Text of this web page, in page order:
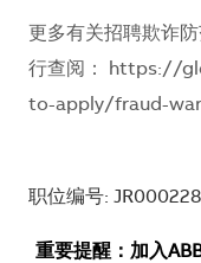
更多有关招聘欺诈
行查阅：
https://
to-apply/fraud-
职位编号:
重要提醒：加入